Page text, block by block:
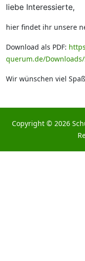
liebe Interessierte,
hier findet ihr unsere
Download als PDF:
querum.de/Downloads/
Wir wünschen viel
Copyright © 2026